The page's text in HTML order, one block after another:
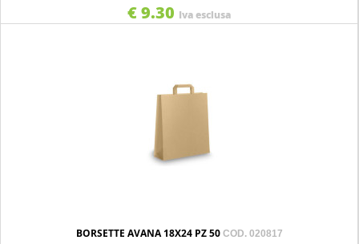
€ 9.30 Iva esclusa
BORSETTE AVANA 18X24 PZ 50 COD. 020817